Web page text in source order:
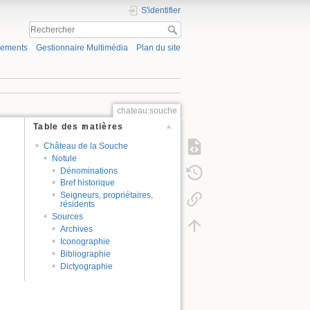
S'identifier
Gestionnaire Multimédia Plan du site
chateau:souche
Table des matières
Château de la Souche
Notule
Dénominations
Bref historique
Seigneurs, propriétaires,
résidents
Sources
Archives
Iconographie
Bibliographie
Dictyographie